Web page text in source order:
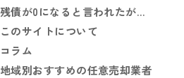
残債が0になると言われたが…
このサイトについて
コラム
地域別おすすめの任意売却業者